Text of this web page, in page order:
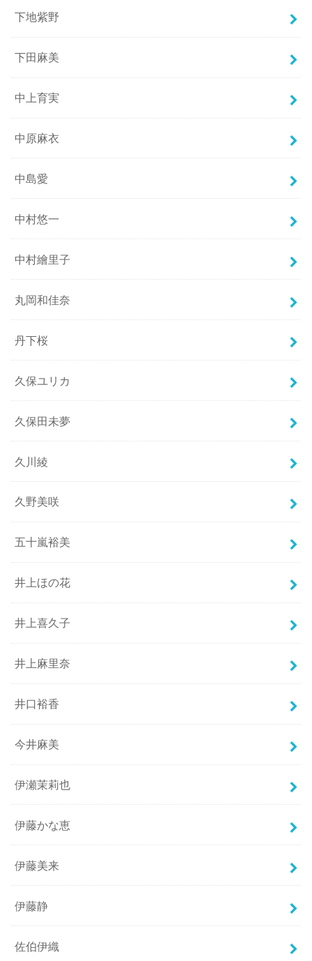
下地紫野
下田麻美
中上育実
中原麻衣
中島愛
中村悠一
中村繪里子
丸岡和佳奈
丹下桜
久保ユリカ
久保田未夢
久川綾
久野美咲
五十嵐裕美
井上ほの花
井上喜久子
井上麻里奈
井口裕香
今井麻美
伊瀬茉莉也
伊藤かな恵
伊藤美来
伊藤静
佐伯伊織